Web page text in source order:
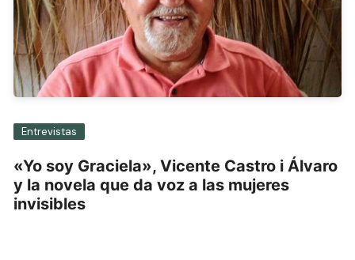
Entrevistas
«Yo soy Graciela», Vicente Castro i Álvaro
y la novela que da voz a las mujeres
invisibles